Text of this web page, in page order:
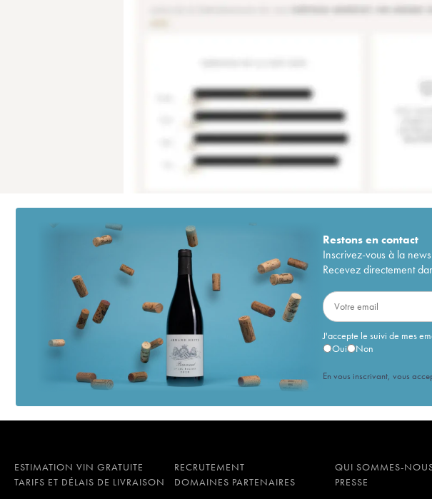
Restons encontact
Inscrivez-vous à la
Recevez directement
J'accepte le suivi de mes
Oui
Non
En vous inscrivant, vous
ESTIMATION VIN GRATUITE RECRUTEMENT QUI SOMMES-
TARIFS ET DÉLAIS DE LIVRAISON
DOMAINES PARTENAIRES PRESSE